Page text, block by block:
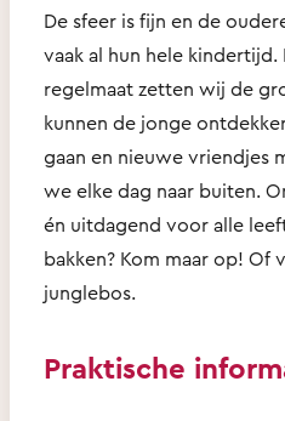
De sfeer is fijn en de
vaak al hun hele
regelmaat zetten wij de
kunnen de jonge
gaan en nieuwe vriendjes
we elke dag naar buiten.
én uitdagend voor alle
bakken? Kom maar op!
junglebos.
Praktische